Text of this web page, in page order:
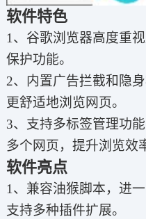
软件特色
1、谷歌浏览器高度重
保护功能。
2、内置广告拦截和隐
更舒适地浏览网页。
3、支持多标签管理功
多个网页，提升浏览效
软件亮点
1、兼容油猴脚本，进
支持多种插件扩展。